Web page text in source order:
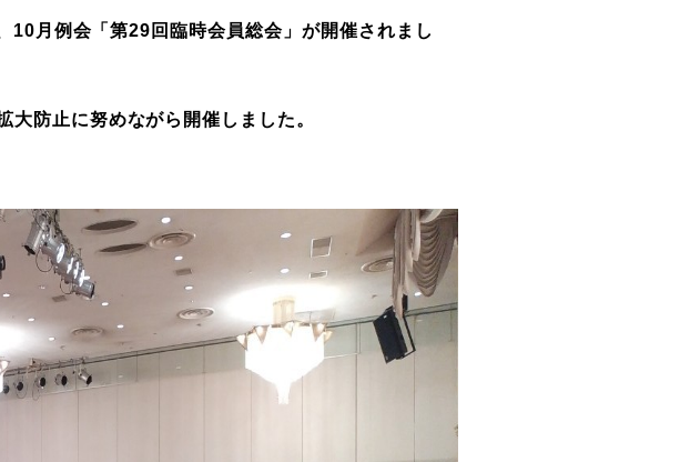
月例会「第29回臨時会員総会」が開催されまし
防止に努めながら開催しました。